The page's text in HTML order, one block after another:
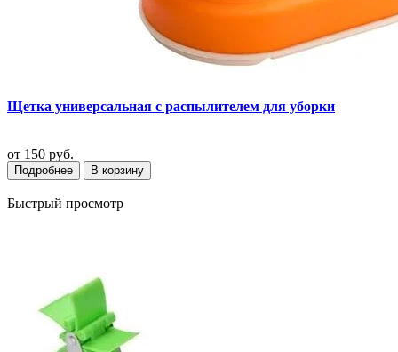
Щетка универсальная с распылителем для уборки
от 150 руб.
Подробнее В корзину
Быстрый просмотр